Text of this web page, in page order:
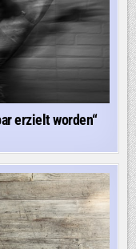
erzielt worden“